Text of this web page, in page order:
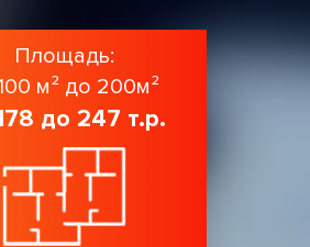
Площадь:
м² до 200м²
до 247 т.р.